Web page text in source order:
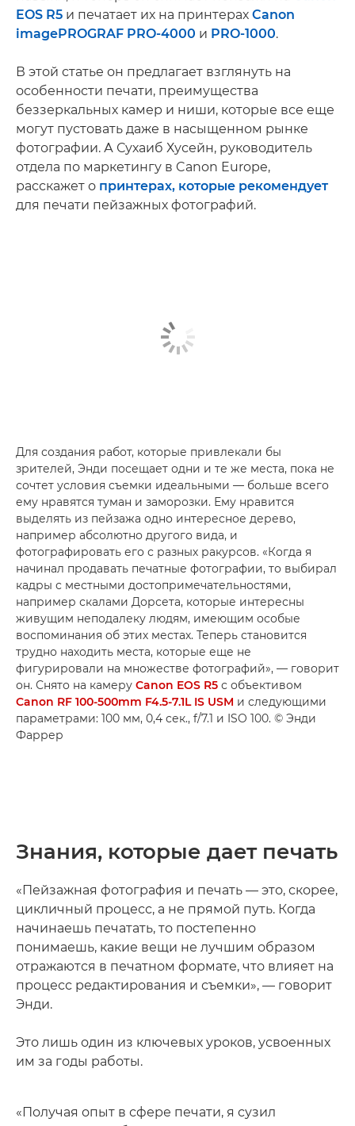
EOS R5 и печатает их на принтерах Canon
imagePROGRAF PRO-4000 и PRO-1000.
В этой статье он предлагает взглянуть на
особенности печати, преимущества
беззеркальных камер и ниши, которые все еще
могут пустовать даже в насыщенном рынке
фотографии. А Сухаиб Хусейн, руководитель
отдела по маркетингу в Canon Europe,
расскажет о принтерах, которые рекомендует
для печати пейзажных фотографий.
Для создания работ, которые привлекали бы
зрителей, Энди посещает одни и те же места, пока не
сочтет условия съемки идеальными — больше всего
ему нравятся туман и заморозки. Ему нравится
выделять из пейзажа одно интересное дерево,
например абсолютно другого вида, и
фотографировать его с разных ракурсов. «Когда я
начинал продавать печатные фотографии, то выбирал
кадры с местными достопримечательностями,
например скалами Дорсета, которые интересны
живущим неподалеку людям, имеющим особые
воспоминания об этих местах. Теперь становится
трудно находить места, которые еще не
фигурировали на множестве фотографий», — говорит
он. Снято на камеру Canon EOS R5 с объективом
Canon RF 100-500mm F4.5-7.1L IS USM и следующими
параметрами: 100 мм, 0,4 сек., f/7.1 и ISO 100. © Энди
Фаррер
Знания, которые дает печать
«Пейзажная фотография и печать — это, скорее,
цикличный процесс, а не прямой путь. Когда
начинаешь печатать, то постепенно
понимаешь, какие вещи не лучшим образом
отражаются в печатном формате, что влияет на
процесс редактирования и съемки», — говорит
Энди.
Это лишь один из ключевых уроков, усвоенных
им за годы работы.
«Получая опыт в сфере печати, я сузил